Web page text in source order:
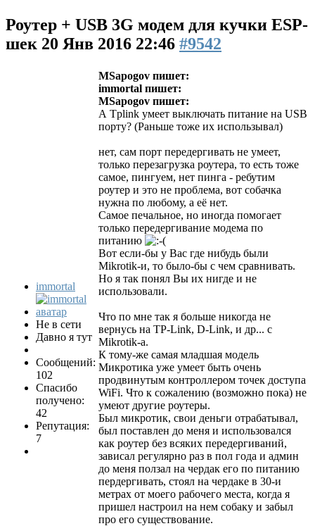
Роутер + USB 3G модем для кучки ESP-
шек 20 Янв 2016 22:46 #9542
immortal
Не в сети
Давно я тут
Сообщений:
102
Спасибо
получено:
42
Репутация:
7
MSapogov пишет:
immortal пишет:
MSapogov пишет:
А Tplink умеет выключать питание на USB
порту? (Раньше тоже их использывал)
нет, сам порт передергивать не умеет,
только перезагрузка роутера, то есть тоже
самое, пингуем, нет пинга - ребутим
роутер и это не проблема, вот собачка
нужна по любому, а её нет.
Самое печальное, но иногда помогает
только передергивание модема по
питанию
Вот если-бы у Вас где нибудь были
Mikrotik-и, то было-бы с чем сравнивать.
Но я так понял Вы их нигде и не
использовали.
Что по мне так я больше никогда не
вернусь на TP-Link, D-Link, и др... с
Mikrotik-а.
К тому-же самая младшая модель
Микротика уже умеет быть очень
продвинутым контроллером точек доступа
WiFi. Что к сожалению (возможно пока) не
умеют другие роутеры.
Был микротик, свои деньги отрабатывал,
был поставлен до меня и использовался
как роутер без всяких передергиваний,
зависал регулярно раз в пол года и админ
до меня ползал на чердак его по питанию
пердергивать, стоял на чердаке в 30-и
метрах от моего рабочего места, когда я
пришел настроил на нем собаку и забыл
про его существование.